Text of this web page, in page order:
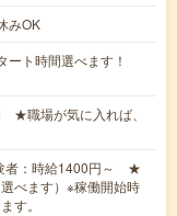
みOK
ト時間選べます！
職場が気に入れば、
者：時給1400円～ ★
べます）※稼働開始時
す。